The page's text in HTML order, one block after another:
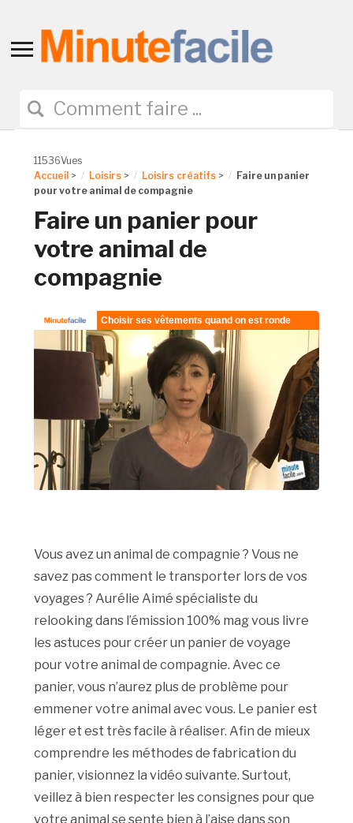
Toggle
navigation
11536Vues
Accueil > Loisirs > Loisirs créatifs >
Faire un panier
pour votre animal de compagnie
Faire un panier pour
votre animal de
compagnie
Vous avez un animal de compagnie ? Vous ne
savez pas comment le transporter lors de vos
voyages ? Aurélie Aimé spécialiste du
relooking dans l’émission 100% mag vous livre
les astuces pour créer un panier de voyage
pour votre animal de compagnie. Avec ce
panier, vous n’aurez plus de problème pour
emmener votre animal avec vous. Le panier est
léger et est très facile à réaliser. Afin de mieux
comprendre les méthodes de fabrication du
panier, visionnez la vidéo suivante. Surtout,
veillez à bien respecter les consignes pour que
votre animal se sente bien à l’aise dans son